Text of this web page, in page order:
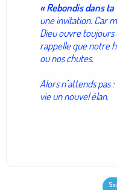
« Rebondis dans ta
une invitation. Car
Dieu ouvre toujours
rappelle que notre
ou nos chutes.
Alors n’attends pas
vie un nouvel élan.